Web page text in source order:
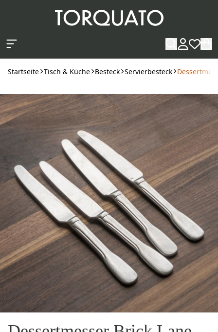
Startseite Tisch & Küche Besteck Servierbesteck